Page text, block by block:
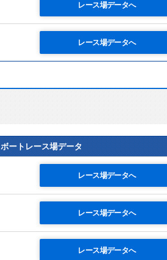
レース場データへ
レース場データへ
ボートレース場データ
レース場データへ
レース場データへ
レース場データへ